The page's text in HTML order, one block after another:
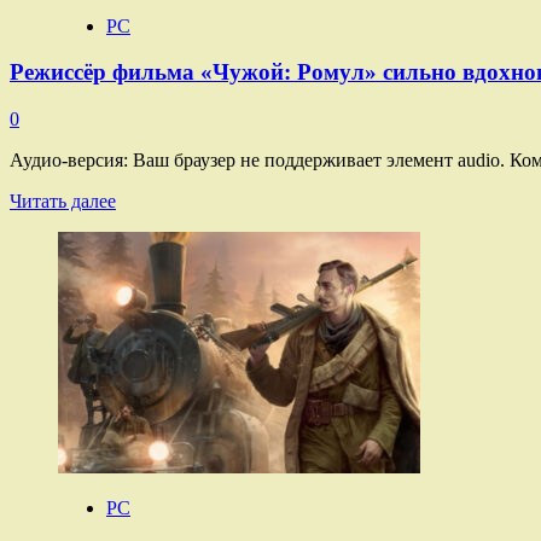
трейлер
PC
Режиссёр фильма «Чужой: Ромул» сильно
0
Аудио-версия: Ваш браузер не поддерживает элемент audio.
Читать далееПрочитать
Режиссёр
фильма
«Чужой:
Ромул»
сильно
вдохновлялся
хоррором
Alien:
Isolation
PC